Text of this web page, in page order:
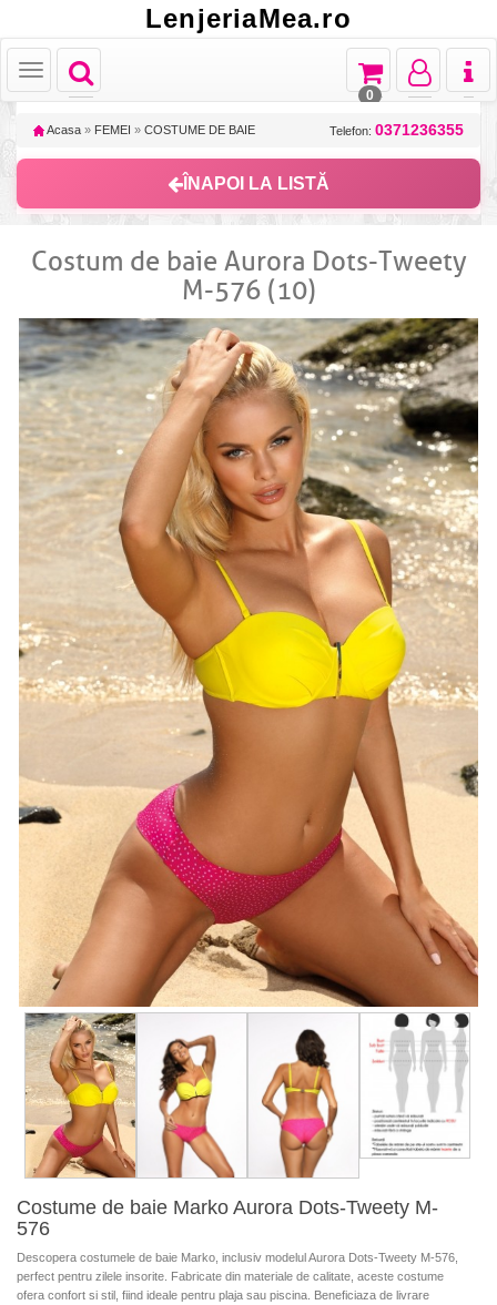
LenjeriaMea.ro
Toggle
navigation
Toggle
Toggle
navigation
Toggle
navigation
Toggle
navigation
0
Acasa » FEMEI » COSTUME DE BAIE Telefon: 0371236355
ÎNAPOI LA LISTĂ
Costum de baie Aurora Dots-Tweety
M-576 (10)
Costume de baie Marko Aurora Dots-Tweety M-
576
Descopera costumele de baie Marko, inclusiv modelul Aurora Dots-Tweety M-576,
perfect pentru zilele insorite. Fabricate din materiale de calitate, aceste costume
ofera confort si stil, fiind ideale pentru plaja sau piscina. Beneficiaza de livrare